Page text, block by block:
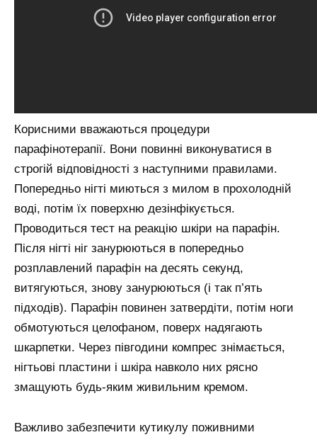
Корисними вважаються процедури
парафінотерапії. Вони повинні виконуватися в
строгій відповідності з наступними правилами.
Попередньо нігті миються з милом в прохолодній
воді, потім їх поверхню дезінфікується.
Проводиться тест на реакцію шкіри на парафін.
Після нігті ніг занурюються в попередньо
розплавлений парафін на десять секунд,
витягуються, знову занурюються (і так п’ять
підходів). Парафін повинен затвердіти, потім ноги
обмотуються целофаном, поверх надягають
шкарпетки. Через півгодини компрес знімається,
нігтьові пластини і шкіра навколо них рясно
змащують будь-яким живильним кремом.
Важливо забезпечити кутикулу поживними